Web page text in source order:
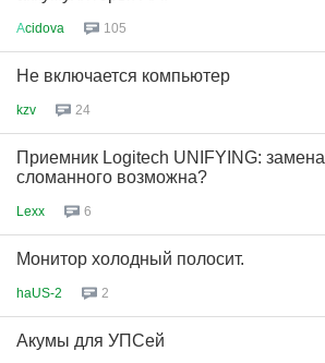
Аcidova 105
Не включается компьютер
kzv 24
Приемник Logitech UNIFYING: замена
сломанного возможна?
Lexx 6
Монитор холодный полосит.
haUS-2 2
Акумы для УПСей